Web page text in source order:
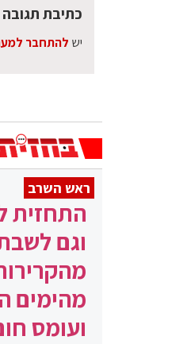
כתיבת תגובה
יש להתחבר
ראש השרב
התחזית
וגם
מהימים
ועומס